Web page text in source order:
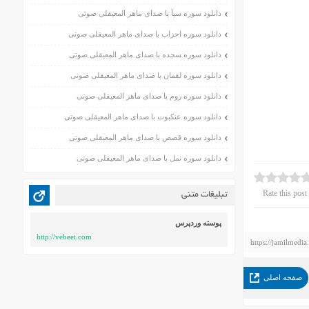
Rate this post
https://
صفحه اصلی
دانلود سوره سبأ با صدای ماهر المعیقلی صوتی
دانلود سوره احزاب با صدای ماهر المعیقلی صوتی
دانلود سوره سجده با صدای ماهر المعیقلی صوتی
دانلود سوره لقمان با صدای ماهر المعیقلی صوتی
دانلود سوره روم با صدای ماهر المعیقلی صوتی
دانلود سوره عنکبوت با صدای ماهر المعیقلی صوتی
دانلود سوره قصص با صدای ماهر المعیقلی صوتی
دانلود سوره نمل با صدای ماهر المعیقلی صوتی
تبلیغات متنی
پوسته وردپرس
http://vebeet.com